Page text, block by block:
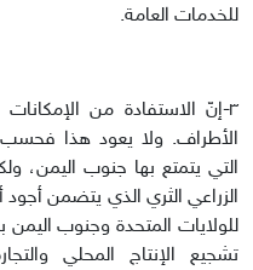
للخدمات العامة.
٣-إنّ الاستفادة من
الأطراف. ولا يعود هذا فحسب
التي يتمتع بها جنوب اليمن،
الزراعي الثري الذي يتضمن
للولايات المتحدة وجنوب
تشجيع الإنتاج المحلي